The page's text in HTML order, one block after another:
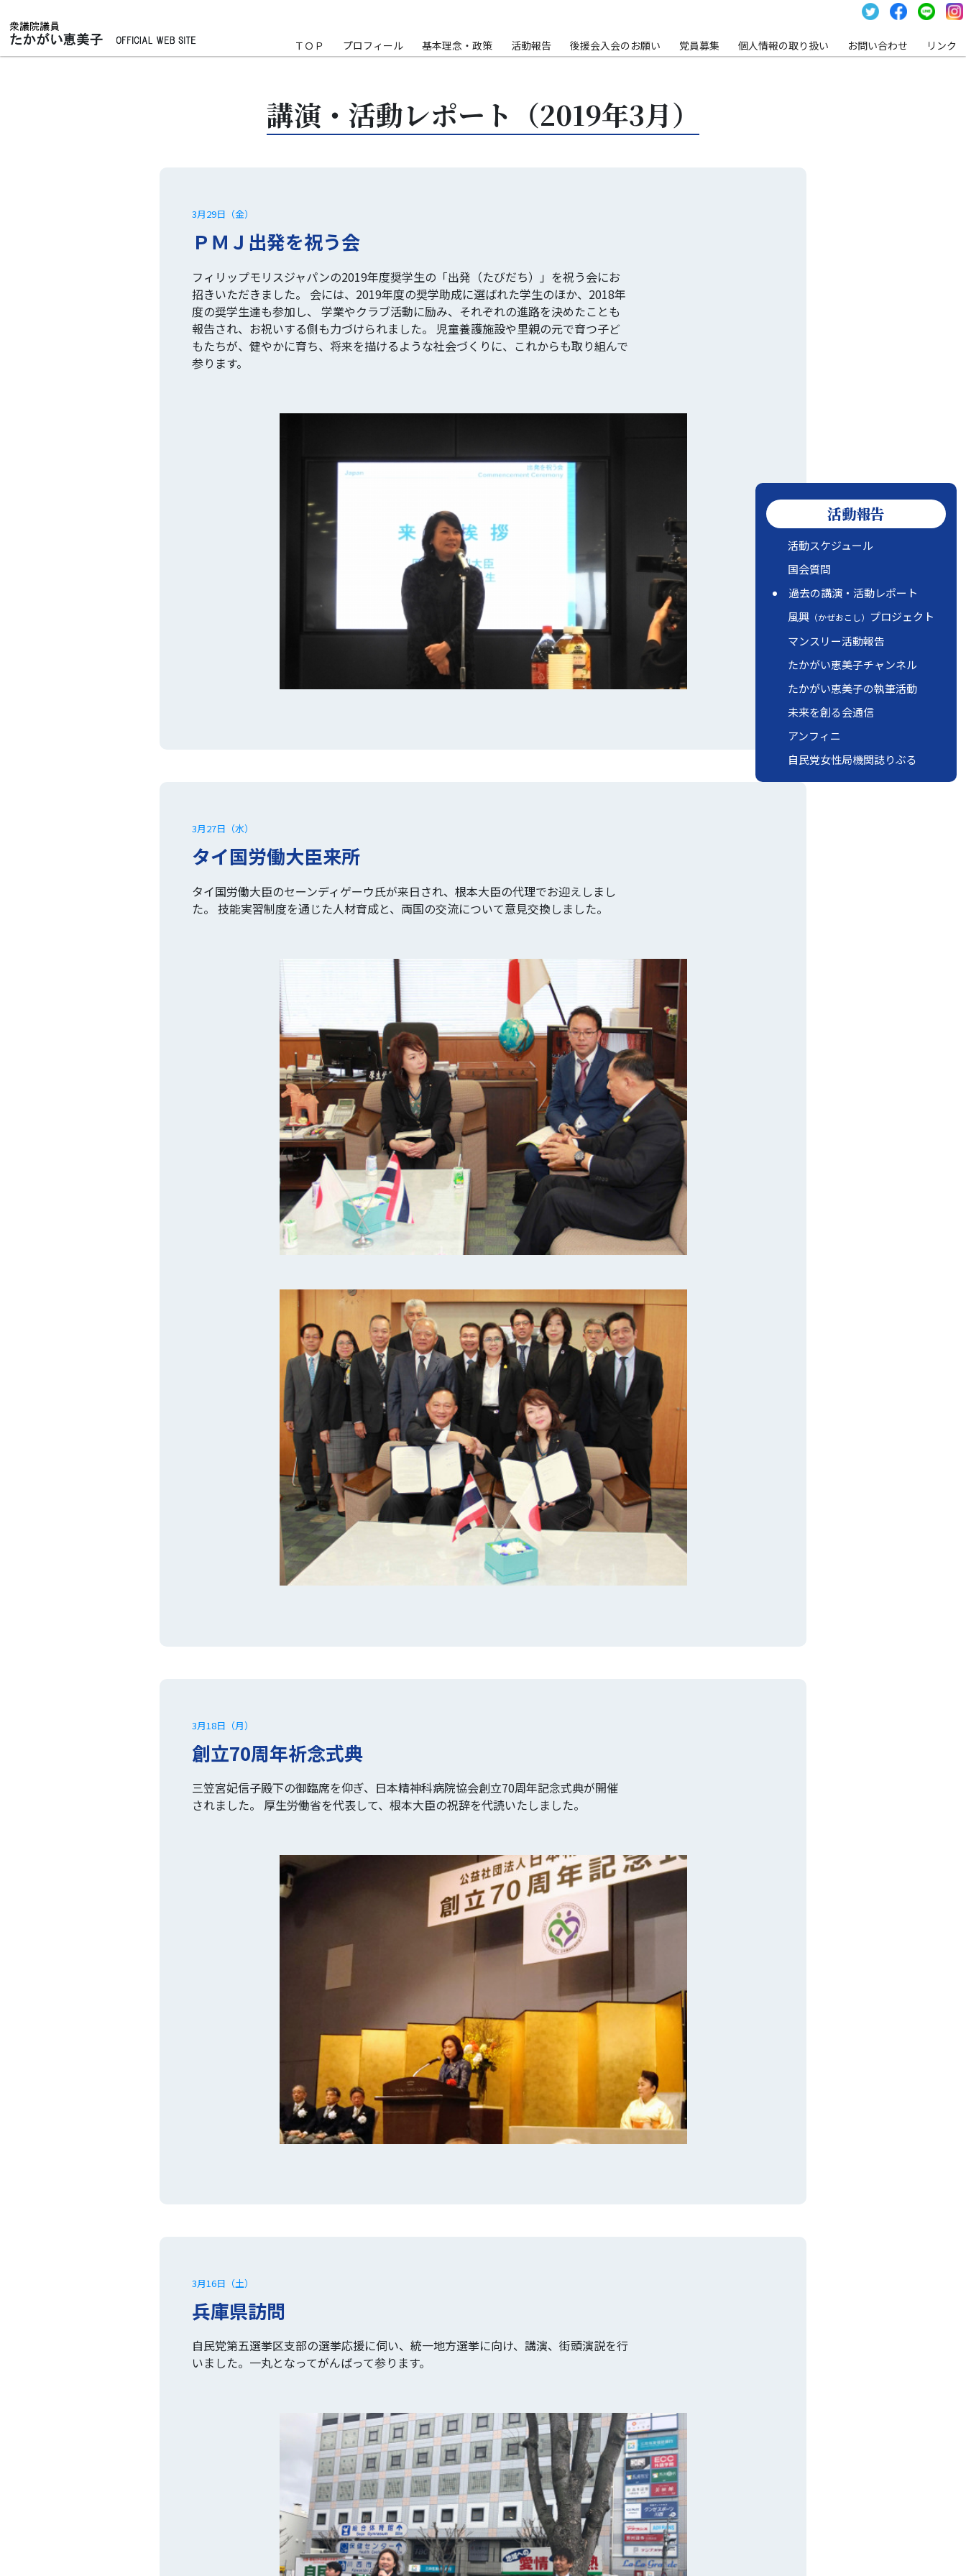
ＴＯＰ プロフィール 基本理念・政策 活動報告 後援会入会のお願い 党員募集 個⼈情報の取り扱い お問い合わせ リンク
講演・活動レポート（2019年3月）
活動報告
活動スケジュール
国会質問
過去の講演・活動レポート
風興（かぜおこし） プロジェクト
マンスリー活動報告
たかがい恵美子チャンネル
たかがい恵美子の執筆活動
未来を創る会通信
アンフィニ
自民党女性局機関誌りぶる
3月29日（金）
ＰＭＪ出発を祝う会
フィリップモリスジャパンの2019年度奨学生の「出発（たびだち）」を祝う会にお
招きいただきました。 会には、2019年度の奨学助成に選ばれた学生のほか、2018年
度の奨学生達も参加し、 学業やクラブ活動に励み、それぞれの進路を決めたことも
報告され、お祝いする側も力づけられました。 児童養護施設や里親の元で育つ子ど
もたちが、健やかに育ち、将来を描けるような社会づくりに、これからも取り組んで
参ります。
3月27日（水）
タイ国労働大臣来所
タイ国労働大臣のセーンディゲーウ氏が来日され、根本大臣の代理でお迎えしまし
た。 技能実習制度を通じた人材育成と、両国の交流について意見交換しました。
3月18日（月）
創立70周年祈念式典
三笠宮妃信子殿下の御臨席を仰ぎ、日本精神科病院協会創立70周年記念式典が開催
されました。 厚生労働省を代表して、根本大臣の祝辞を代読いたしました。
3月16日（土）
兵庫県訪問
自民党第五選挙区支部の選挙応援に伺い、統一地方選挙に向け、講演、街頭演説を行
いました。一丸となってがんばって参ります。